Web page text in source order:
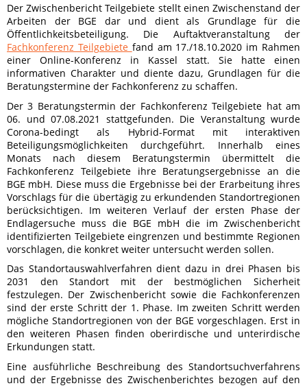
Der Zwischenbericht Teilgebiete stellt einen Zwischenstand der
Arbeiten der BGE dar und dient als Grundlage für die
Öffentlichkeitsbeteiligung. Die Auftaktveranstaltung der
Fachkonferenz Teilgebiete fand am 17./18.10.2020 im Rahmen
einer Online-Konferenz in Kassel statt. Sie hatte einen
informativen Charakter und diente dazu, Grundlagen für die
Beratungstermine der Fachkonferenz zu schaffen.
Der 3 Beratungstermin der Fachkonferenz Teilgebiete hat am
06. und 07.08.2021 stattgefunden. Die Veranstaltung wurde
Corona-bedingt als Hybrid-Format mit interaktiven
Beteiligungsmöglichkeiten durchgeführt. Innerhalb eines
Monats nach diesem Beratungstermin übermittelt die
Fachkonferenz Teilgebiete ihre Beratungsergebnisse an die
BGE mbH. Diese muss die Ergebnisse bei der Erarbeitung ihres
Vorschlags für die übertägig zu erkundenden Standortregionen
berücksichtigen. Im weiteren Verlauf der ersten Phase der
Endlagersuche muss die BGE mbH die im Zwischenbericht
identifizierten Teilgebiete eingrenzen und bestimmte Regionen
vorschlagen, die konkret weiter untersucht werden sollen.
Das Standortauswahlverfahren dient dazu in drei Phasen bis
2031 den Standort mit der bestmöglichen Sicherheit
festzulegen. Der Zwischenbericht sowie die Fachkonferenzen
sind der erste Schritt der 1. Phase. Im zweiten Schritt werden
mögliche Standortregionen von der BGE vorgeschlagen. Erst in
den weiteren Phasen finden oberirdische und unterirdische
Erkundungen statt.
Eine ausführliche Beschreibung des Standortsuchverfahrens
und der Ergebnisse des Zwischenberichtes bezogen auf den